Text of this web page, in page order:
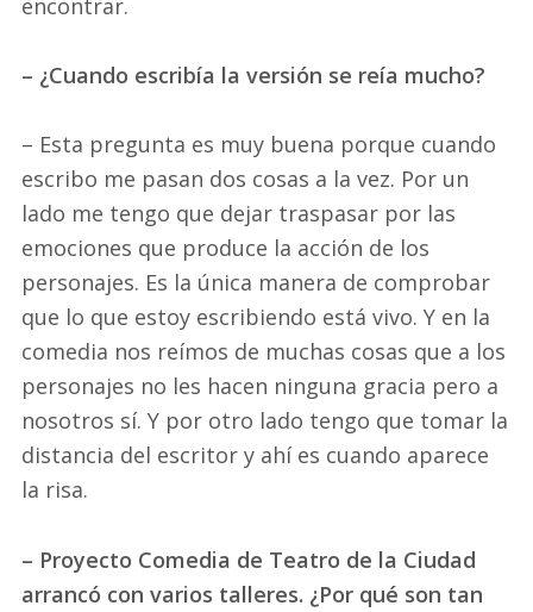
encontrar.
– ¿Cuando escribía la versión se reía mucho?
– Esta pregunta es muy buena porque cuando
escribo me pasan dos cosas a la vez. Por un
lado me tengo que dejar traspasar por las
emociones que produce la acción de los
personajes. Es la única manera de comprobar
que lo que estoy escribiendo está vivo. Y en la
comedia nos reímos de muchas cosas que a los
personajes no les hacen ninguna gracia pero a
nosotros sí. Y por otro lado tengo que tomar la
distancia del escritor y ahí es cuando aparece
la risa.
– Proyecto Comedia de Teatro de la Ciudad
arrancó con varios talleres. ¿Por qué son tan